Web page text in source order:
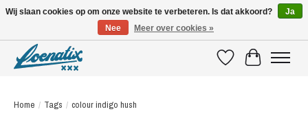
VerlanglijstWinkelwagen
Home / Tags / colour indigo hush
Wij slaan cookies op om onze website te verbeteren. Is dat akkoord?
Ja
Nee
Meer over cookies »